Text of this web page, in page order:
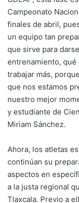
Campeonato
finales de abril,
un equipo tan
que sirve para
entrenamiento, qué
trabajar más,
que nos estamos
nuestro mejor
y estudiante de
Miriam Sánchez.
Ahora, los atletas
continúan su
aspectos en
a la justa regional
Tlaxcala. Previo a